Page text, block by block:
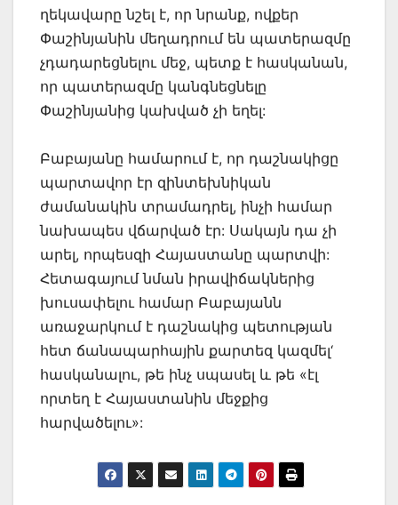
ղեկավարը նշել է, որ նրանք, ովքեր
Փաշինյանին մեղադրում են պատերազմը
չդադարեցնելու մեջ, պետք է հասկանան,
որ պատերազմը կանգնեցնելը
Փաշինյանից կախված չի եղել:
Բաբայանը համարում է, որ դաշնակիցը
պարտավոր էր զինտեխնիկան
ժամանակին տրամադրել, ինչի համար
նախապես վճարված էր: Սակայն դա չի
արել, որպեսզի Հայաստանը պարտվի:
Հետագայում նման իրավիճակներից
խուսափելու համար Բաբայանն
առաջարկում է դաշնակից պետության
հետ ճանապարհային քարտեզ կազմել‘
հասկանալու, թե ինչ սպասել և թե «էլ
որտեղ է Հայաստանին մեջքից
հարվածելու»: